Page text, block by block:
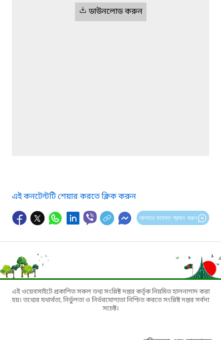
ডাউনলোড করুন
এই কনটেন্টটি শেয়ার করতে ক্লিক করুন
আপনার মতামত প্রদান করুন
এই ওয়েবসাইটে প্রকাশিত সকল তথ্য সংশ্লিষ্ট দপ্তর কর্তৃক নিয়মিত হালনাগাদ করা
হয়। তথ্যের যথার্থতা, নির্ভুলতা ও নির্ভরযোগ্যতা নিশ্চিত করতে সংশ্লিষ্ট দপ্তর সর্বদা
সচেষ্ট।